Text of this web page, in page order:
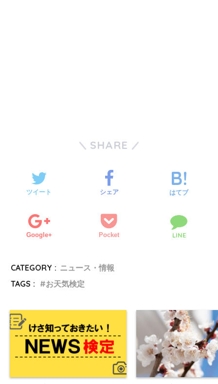
SHARE
ツイート シェア はてブ
Google+ Pocket LINE
CATEGORY : ニュース・情報
TAGS :
お天気検定